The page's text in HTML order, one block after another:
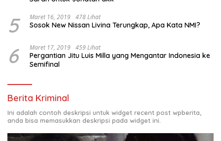
5 Maret 16, 2019 478 Lihat
Sosok New Nissan Livina Terungkap, Apa Kata NMI?
6 Maret 17, 2019 459 Lihat
Pergantian Jitu Luis Milla yang Mengantar Indonesia ke
Semifinal
Berita Kriminal
Ini adalah contoh deskripsi untuk widget recent post wpberita,
anda bisa memasukkan deskripsi pada widget ini.